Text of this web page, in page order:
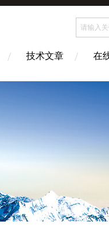
技术文章 在